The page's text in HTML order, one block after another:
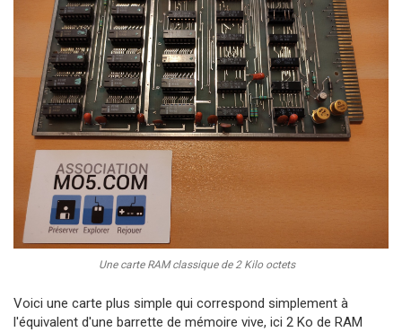
Une carte RAM classique de 2 Kilo octets
Voici une carte plus simple qui correspond simplement à
l'équivalent d'une barrette de mémoire vive, ici 2 Ko de RAM